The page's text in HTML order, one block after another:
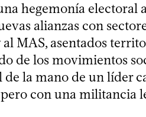
hegemonía electoral
alianzas con
MAS, asentados
de los movimientos
la mano de un líder
con una militancia